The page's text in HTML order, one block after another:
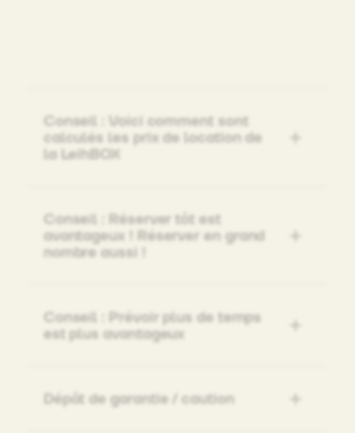
Conseil : Voici comment sont
calculés les prix de location de
la LeihBOX
Conseil : Réserver tôt est
avantageux ! Réserver en grand
nombre aussi !
Conseil : Prévoir plus de temps
est plus avantageux
Dépôt de garantie / caution